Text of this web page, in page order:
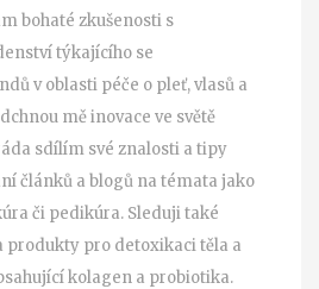
bohaté zkušenosti s
týkajícího se
v oblasti péče o pleť, vlasů a
mě inovace ve světě
sdílím své znalosti a tipy
článků a blogů na témata jako
či pedikúra. Sleduji také
produkty pro detoxikaci těla a
kolagen a probiotika.